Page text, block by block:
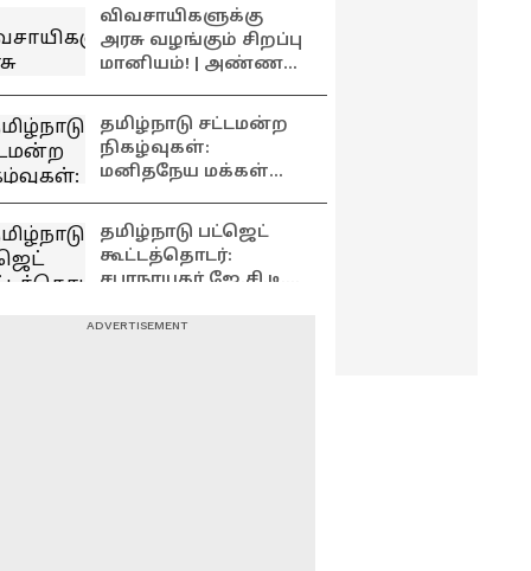
விண்ணப்பிக்கலாம்?
விவசாயிகளுக்கு
அரசு வழங்கும் சிறப்பு
மானியம்! | அண்ணல்
தமிழ்நாடு சட்டமன்ற
நிகழ்வுகள்:
மனிதநேய மக்கள்
பரபரப்பு பேட்டி
தமிழ்நாடு பட்ஜெட்
கூட்டத்தொடர்:
சபாநாயகர் ஜே.சி.டி.
செய்தியாளர் சந்திப்பு